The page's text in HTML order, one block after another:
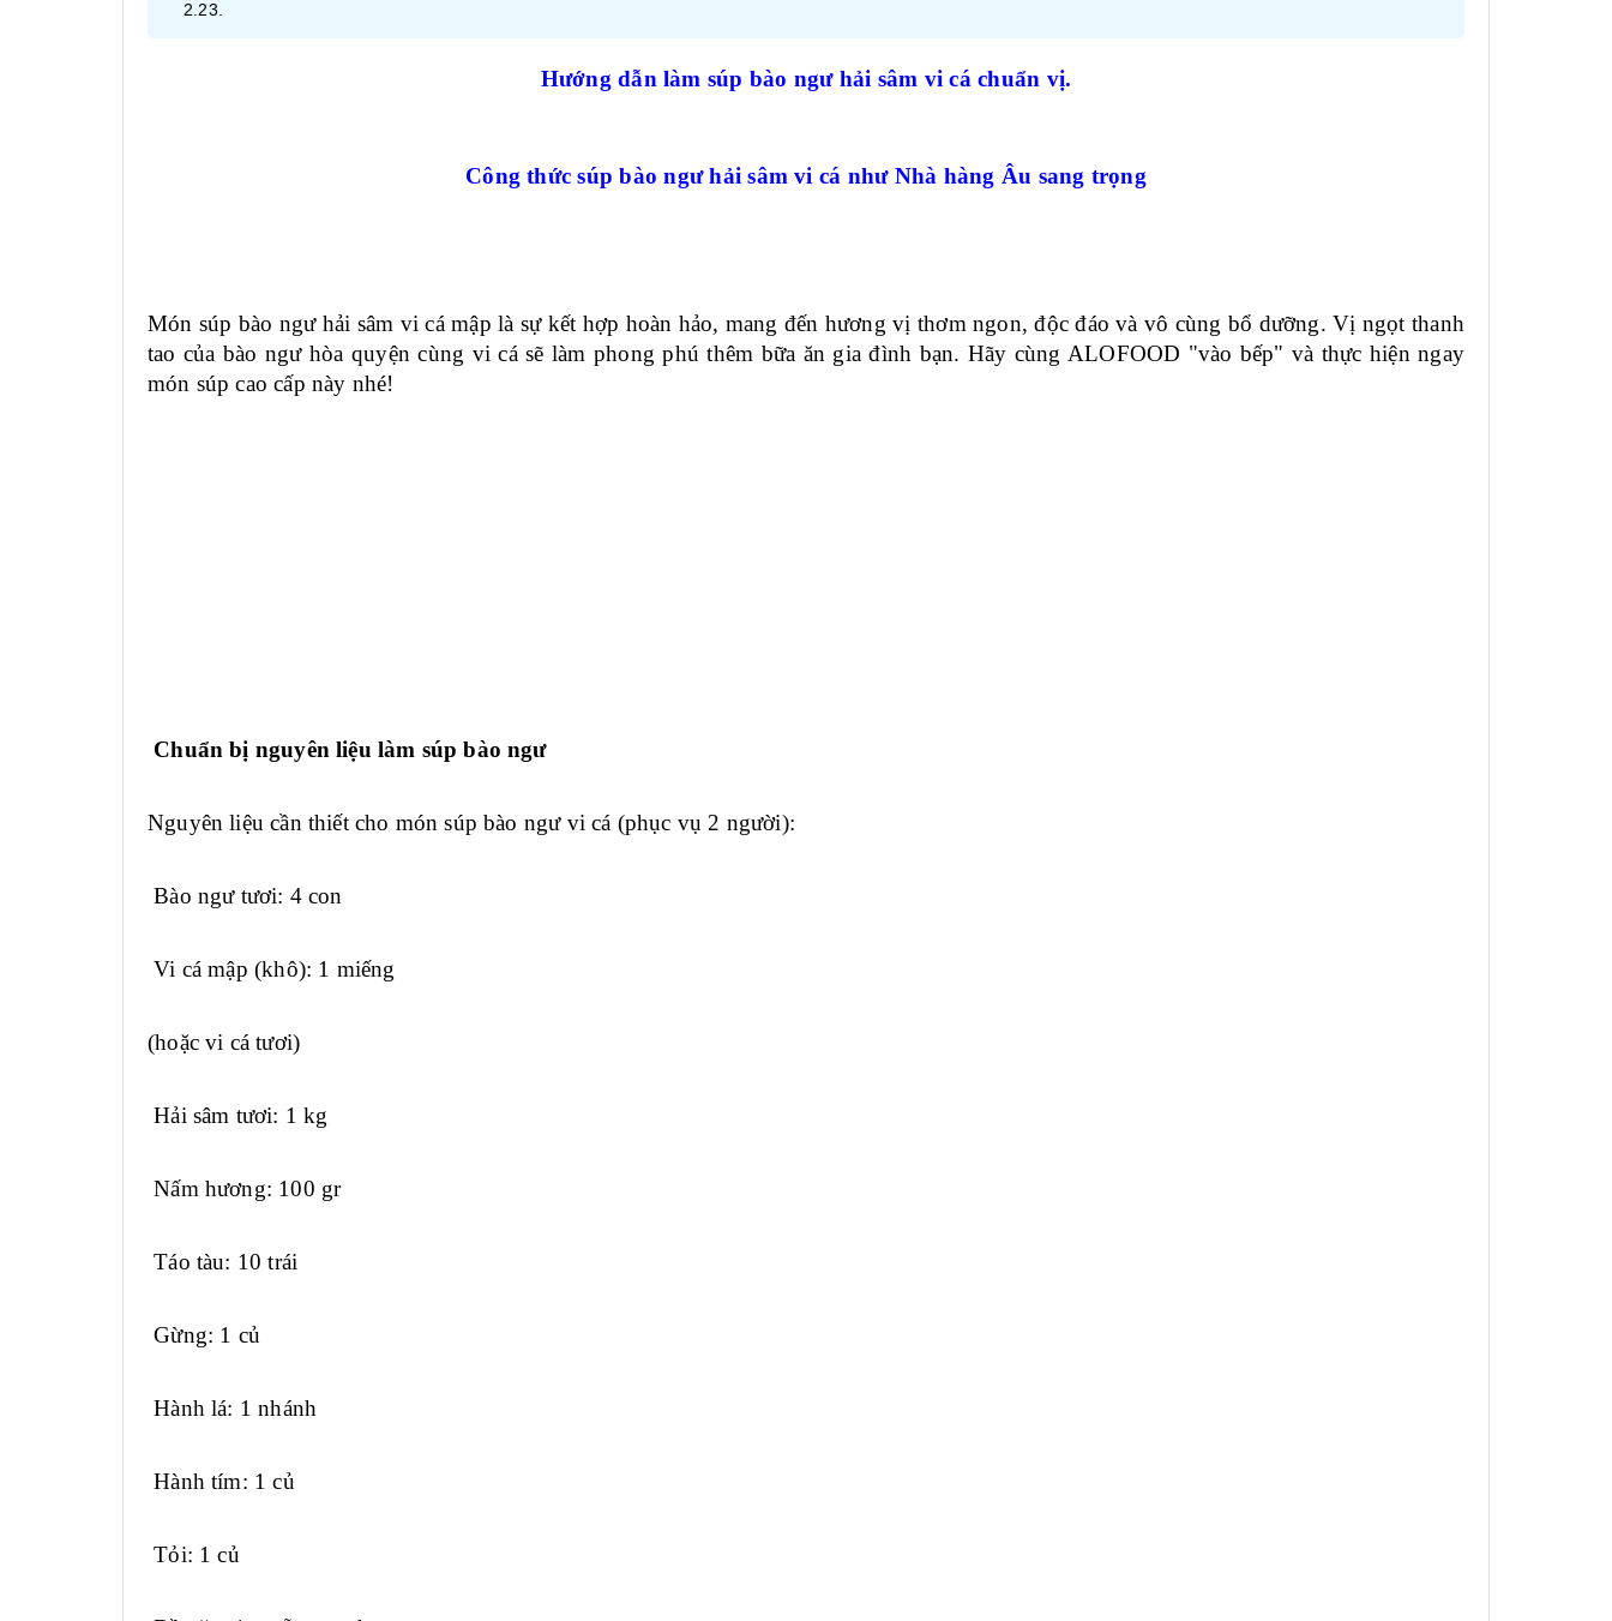
Hướng dẫn làm súp bào ngư hải sâm vi cá chuẩn vị.
Công thức súp bào ngư hải sâm vi cá như Nhà hàng Âu sang trọng
Món súp bào ngư hải sâm vi cá mập là sự kết hợp hoàn hảo, mang đến hương vị thơm ngon, độc đáo và vô cùng bổ dưỡng. Vị ngọt thanh
tao của bào ngư hòa quyện cùng vi cá sẽ làm phong phú thêm bữa ăn gia đình bạn. Hãy cùng ALOFOOD "vào bếp" và thực hiện ngay
món súp cao cấp này nhé!
Chuẩn bị nguyên liệu làm súp bào ngư
Nguyên liệu cần thiết cho món súp bào ngư vi cá (phục vụ 2 người):
Bào ngư tươi: 4 con
Vi cá mập (khô): 1 miếng
(hoặc vi cá tươi)
Hải sâm tươi: 1 kg
Nấm hương: 100 gr
Táo tàu: 10 trái
Gừng: 1 củ
Hành lá: 1 nhánh
Hành tím: 1 củ
Tỏi: 1 củ